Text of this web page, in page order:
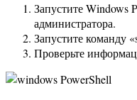
Запустите Windows
администратора.
Запустите команду
Проверьте